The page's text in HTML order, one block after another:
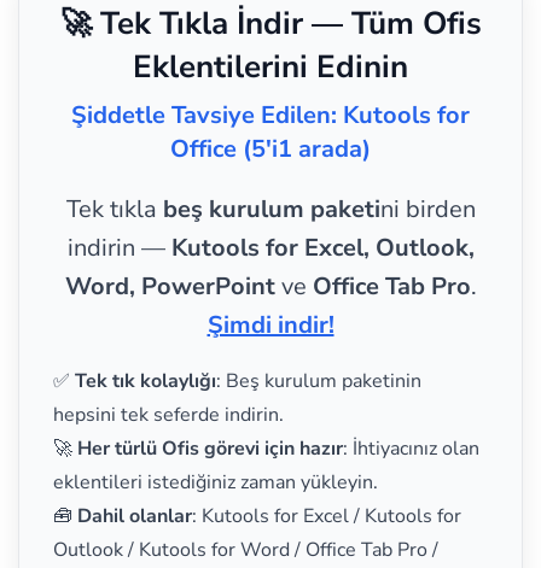
🚀 Tek Tıkla İndir — Tüm Ofis
Eklentilerini Edinin
Şiddetle Tavsiye Edilen: Kutools for
Office (5'i1 arada)
Tek tıkla beş kurulum paketini birden
indirin — Kutools for Excel, Outlook,
Word, PowerPointve Office Tab Pro.
Şimdi indir!
✅ Tek tık kolaylığı: Beş kurulum paketinin
hepsini tek seferde indirin.
🚀 Her türlü Ofis görevi için hazır: İhtiyacınız olan
eklentileri istediğiniz zaman yükleyin.
🧰 Dahil olanlar: Kutools for Excel / Kutools for
Outlook / Kutools for Word / Office Tab Pro /